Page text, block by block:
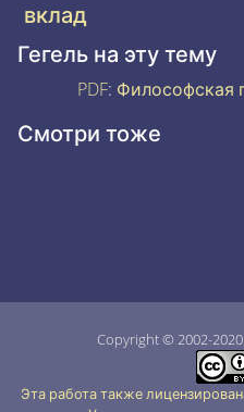
вклад
Гегель на эту тему
PDF: Философская
Смотри тоже
Copyright © 2002-
Эта работа также